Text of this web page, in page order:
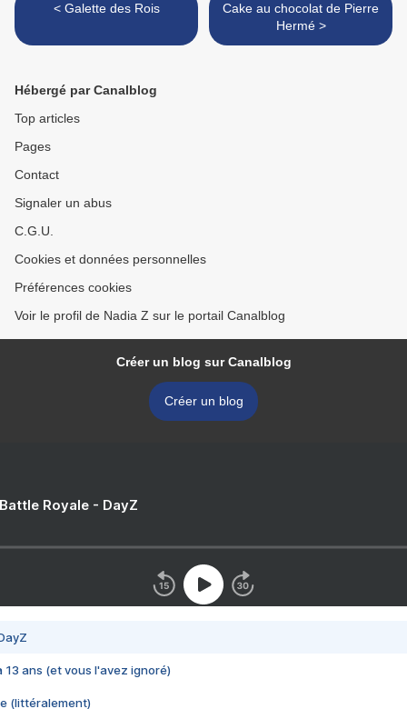
< Galette des Rois
Cake au chocolat de Pierre
Hermé >
Hébergé par Canalblog
Top articles
Pages
Contact
Signaler un abus
C.G.U.
Cookies et données personnelles
Préférences cookies
Voir le profil de Nadia Z sur le portail Canalblog
Créer un blog sur Canalblog
Créer un blog
Royale - DayZ
13 ans (et vous l'avez ignoré)
(littéralement)